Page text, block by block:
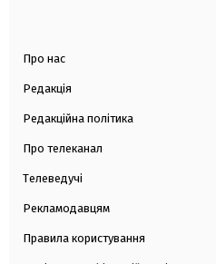
Про нас
Редакція
Редакційна політика
Про телеканал
Телеведучі
Рекламодавцям
Правила користування